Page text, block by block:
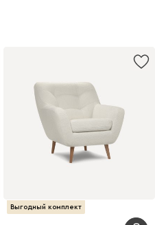
Выгодный комплект